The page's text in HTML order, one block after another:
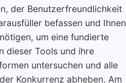
der Benutzerfreundlichkeit
befassen und Ihnen
um eine fundierte
dieser Tools und ihre
untersuchen und alle
Konkurrenz abheben. Am